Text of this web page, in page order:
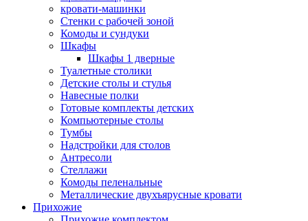
кровати-машинки
Стенки с рабочей зоной
Комоды и сундуки
Шкафы
Шкафы 1 дверные
Туалетные столики
Детские столы и стулья
Навесные полки
Готовые комплекты детских
Компьютерные столы
Тумбы
Надстройки для столов
Антресоли
Стеллажи
Комоды пеленальные
Металлические двухъярусные кровати
Прихожие